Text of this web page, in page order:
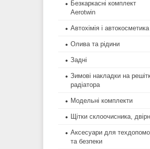
Безкаркасні комплект
Aerotwin
Автохімія і автокосметика
Олива та рідини
Задні
Зимові накладки на
радіатора
Модельні комплекти
Щітки склоочисника,
Аксесуари для
та безпеки